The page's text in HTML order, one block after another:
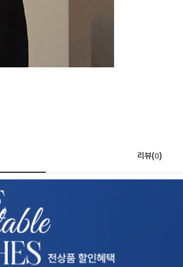
리뷰(0)